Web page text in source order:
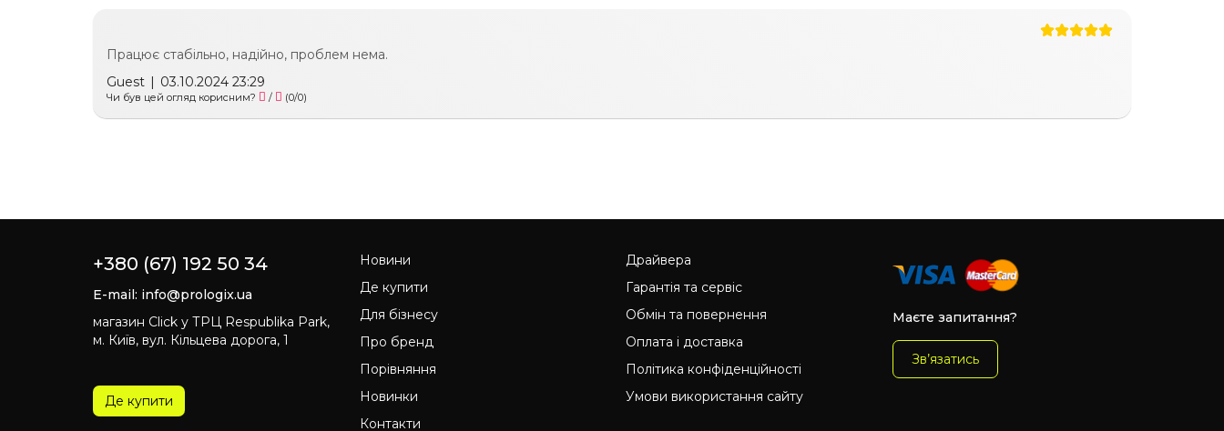
Працює стабільно, надійно, проблем нема.
Guest | 03.10.2024 23:29
Чи був цей огляд корисним? / (0/0)
+380 (67) 192 50 34
E-mail: info@prologix.ua
магазин Click у ТРЦ Respublika Park,
м. Київ, вул. Кільцева дорога, 1
Де купити
Новини
Де купити
Для бізнесу
Про бренд
Порівняння
Новинки
Контакти
Драйвера
Гарантія та сервіс
Обмін та повернення
Оплата і доставка
Політика конфіденційності
Умови використання сайту
Маєте запитання?
Зв’язатись